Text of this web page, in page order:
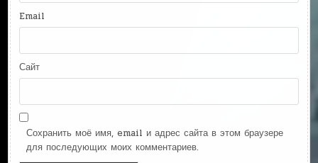
Email
Сайт
Сохранить моё имя, email и адрес сайта в этом браузере
для последующих моих комментариев.